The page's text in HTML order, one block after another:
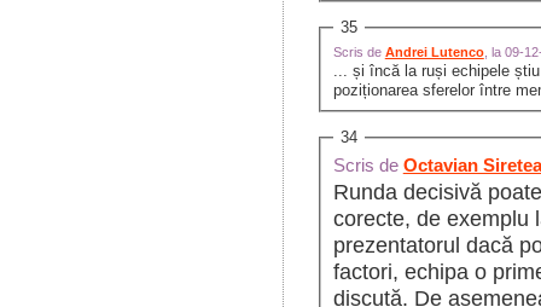
35
Scris de Andrei Lutenco, la 09-
... și încă la ruși echipele
poziționarea sferelor între
34
Scris de Octavian
Runda decisivă
corecte, de exemplu
prezentatorul dacă
factori, echipa o
discută. De